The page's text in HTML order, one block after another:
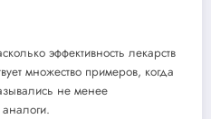
эффективность лекарств
множество примеров, когда
не менее